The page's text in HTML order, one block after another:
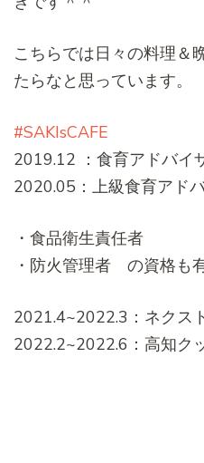
こちらでは日々の料理＆
たらなと思っています。
#SAKIsCAFE
2019.12 ：食育アドバイ
2020.05：上級食育アド
・食品衛生責任者
・防火管理者 の資格も
2021.4~2022.3：ネクス
2022.2~2022.6：高知ク